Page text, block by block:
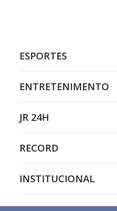
ESPORTES
ENTRETENIMENTO
JR 24H
RECORD
INSTITUCIONAL